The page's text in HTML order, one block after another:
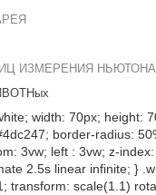
ИЗМЕРЕНИЯ НЬЮТОНА
width: 70px; height:
border-radius:
3vw; left : 3vw; z-
2.5s linear infinite; }
transform: scale(1.1)